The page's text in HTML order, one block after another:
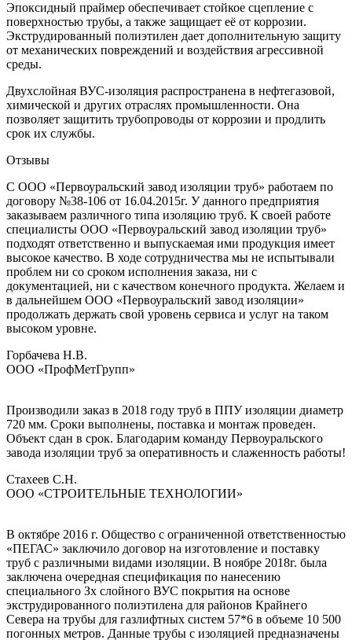
Эпоксидный праймер обеспечивает стойкое сцепление с
поверхностью трубы, а также защищает её от коррозии.
Экструдированный полиэтилен дает дополнительную защиту
от механических повреждений и воздействия агрессивной
среды.
Двухслойная ВУС-изоляция распространена в нефтегазовой,
химической и других отраслях промышленности. Она
позволяет защитить трубопроводы от коррозии и продлить
срок их службы.
Отзывы
С ООО «Первоуральский завод изоляции труб» работаем по
договору №38-106 от 16.04.2015г. У данного предприятия
заказываем различного типа изоляцию труб. К своей работе
специалисты ООО «Первоуральский завод изоляции труб»
подходят ответственно и выпускаемая ими продукция имеет
высокое качество. В ходе сотрудничества мы не испытывали
проблем ни со сроком исполнения заказа, ни с
документацией, ни с качеством конечного продукта. Желаем и
в дальнейшем ООО «Первоуральский завод изоляции»
продолжать держать свой уровень сервиса и услуг на таком
высоком уровне.
Горбачева Н.В.
ООО «ПрофМетГрупп»
Производили заказ в 2018 году труб в ППУ изоляции диаметр
720 мм. Сроки выполнены, поставка и монтаж проведен.
Объект сдан в срок. Благодарим команду Первоуральского
завода изоляции труб за оперативность и слаженность работы!
Стахеев С.Н.
ООО «СТРОИТЕЛЬНЫЕ ТЕХНОЛОГИИ»
В октябре 2016 г. Общество с ограниченной ответственностью
«ПЕГАС» заключило договор на изготовление и поставку
труб с различными видами изоляции. В ноябре 2018г. была
заключена очередная спецификация по нанесению
специального Зх слойного ВУС покрытия на основе
экструдированного полиэтилена для районов Крайнего
Севера на трубы для газлифтных систем 57*6 в объеме 10 500
погонных метров. Данные трубы с изоляцией предназначены